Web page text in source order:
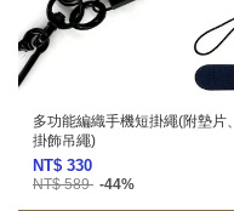
多功能編織手機短掛繩(附墊片、
掛飾吊繩)
NT$ 330
NT$ 589 -44%